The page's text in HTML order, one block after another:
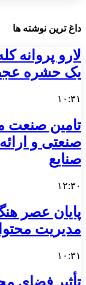
داغ ترین نوشته ها
لارو پروانه
یک حشره
۱۰:۳۱
تامین صنعت
صنعتی و
صنایع
۱۲:۳۰
پایان عصر
مدیریت
۱۰:۳۱